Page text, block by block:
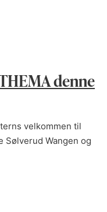
denne
velkommen til
Sølverud Wangen og